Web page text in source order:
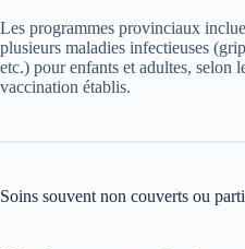
Les programmes provinciaux
plusieurs maladies infectieuses
etc.) pour enfants et adultes, selon
vaccination établis.
Soins souvent non couverts ou